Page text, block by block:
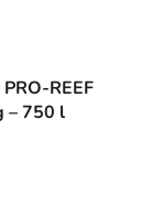
REEF
– 750 l